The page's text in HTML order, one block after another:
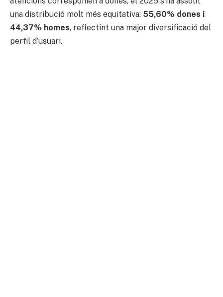
una distribució molt més equitativa: 55,60% dones i
44,37% homes, reflectint una major diversificació del
perfil d’usuari.